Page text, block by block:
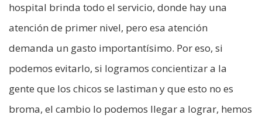
hospital brinda todo el servicio, donde hay una
atención de primer nivel, pero esa atención
demanda un gasto importantísimo. Por eso, si
podemos evitarlo, si logramos concientizar a la
gente que los chicos se lastiman y que esto no es
broma, el cambio lo podemos llegar a lograr, hemos